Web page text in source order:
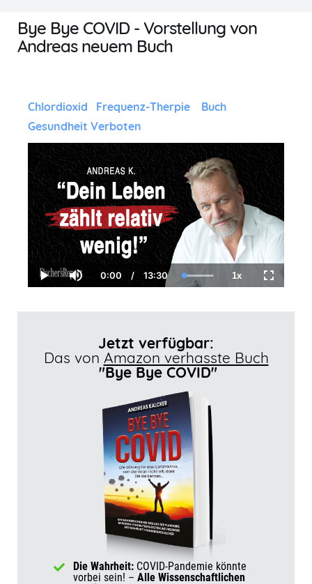
Bye Bye COVID - Vorstellung von
Andreas neuem Buch
Chlordioxid Frequenz-Therpie
Buch
Gesundheit Verboten
P
l
M
u
C
u
e
T
i
m
e
0:00 /
D
u
t
n
13:30
L
o
e
1
0
0
.
0
1x
P
l
R
a
F
u
Jetzt verfügbar:
Das von Amazon verhasste Buch
"Bye Bye COVID"
Die Wahrheit: COVID-Pandemie könnte
vorbei sein! – Alle Wissenschaftlichen